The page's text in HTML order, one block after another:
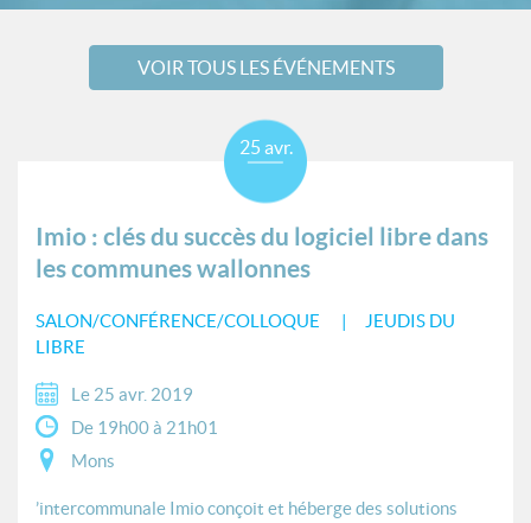
VOIR TOUS LES ÉVÉNEMENTS
Imio : clés du succès du logiciel libre dans
les communes wallonnes
SALON/CONFÉRENCE/COLLOQUE
JEUDIS DU
LIBRE
25 avr.
Le 25 avr. 2019
De 19h00 à 21h01
Mons
’intercommunale Imio conçoit et héberge des solutions